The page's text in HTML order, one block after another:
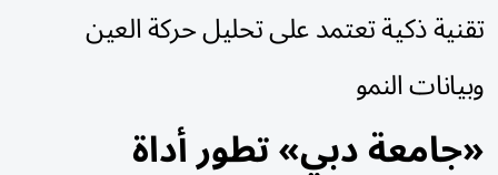
تقنية ذكية تعتمد على تحليل حركة العين
وبيانات النمو
«جامعة دبي» تطور أداة